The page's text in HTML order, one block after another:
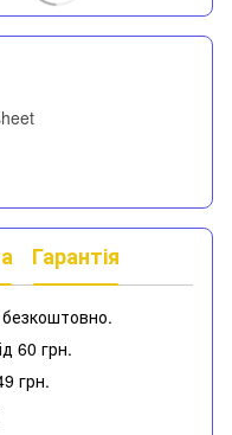
Гарантія
60 грн.
грн.